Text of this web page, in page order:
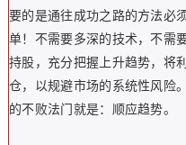
要的是通往成功之路的方法必
单！不需要多深的技术，不需
持股，充分把握上升趋势，将
仓，以规避市场的系统性风险
的不败法门就是：顺应趋势。